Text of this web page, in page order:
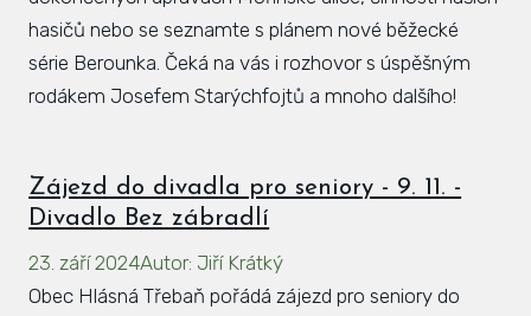
hasičů nebo se seznamte s plánem nové běžecké
série Berounka. Čeká na vás i rozhovor s úspěšným
rodákem Josefem Starýchfojtů a mnoho dalšího!
Zájezd do divadla pro seniory - 9. 11. -
Divadlo Bez zábradlí
23. září 2024Autor: Jiří Krátký
Obec Hlásná Třebaň pořádá zájezd pro seniory do